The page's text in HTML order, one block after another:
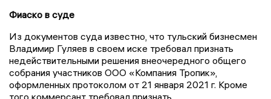
Фиаско в суде
Из документов суда известно, что тульский бизнесмен
Владимир Гуляев в своем иске требовал признать
недействительными решения внеочередного общего
собрания участников ООО «Компания Тропик»,
оформленных протоколом от 21 января 2021 г. Кроме